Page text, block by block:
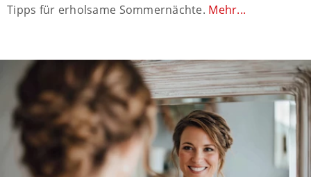
Tipps für erholsame Sommernächte. Mehr...